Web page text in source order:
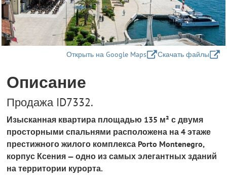
Открыть на Google Maps Скачать файлы
Описание
Продажа ID7332.
Изысканная квартира площадью 135 м² с двумя
просторными спальнями расположена на 4 этаже
престижного жилого комплекса Porto Montenegro,
корпус Ксения — одно из самых элегантных зданий
на территории курорта.